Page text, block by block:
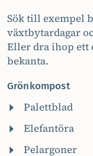
Sök till exempel
växtbytardagar
Eller dra ihop ett
bekanta.
Grönkompost
Palettblad
Elefantöra
Pelargoner